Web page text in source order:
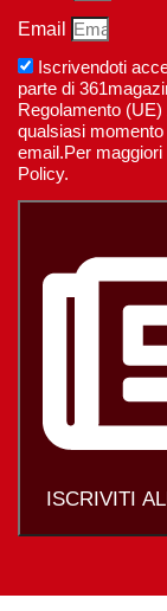
Email
Iscrivendoti
parte di
Regolamento
qualsiasi
email.Per
Policy.
ISCRIVITI